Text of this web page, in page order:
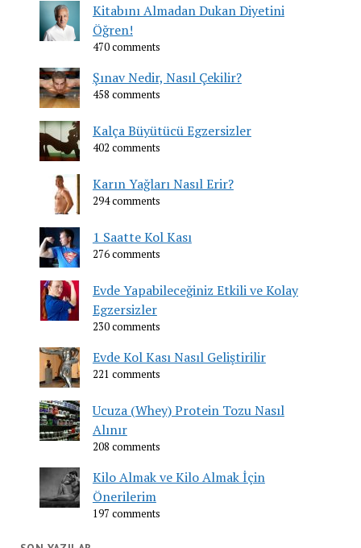
Kitabını Almadan Dukan Diyetini
Öğren!
470 comments
Şınav Nedir, Nasıl Çekilir?
458 comments
Kalça Büyütücü Egzersizler
402 comments
Karın Yağları Nasıl Erir?
294 comments
1 Saatte Kol Kası
276 comments
Evde Yapabileceğiniz Etkili ve Kolay
Egzersizler
230 comments
Evde Kol Kası Nasıl Geliştirilir
221 comments
Ucuza (Whey) Protein Tozu Nasıl
Alınır
208 comments
Kilo Almak ve Kilo Almak İçin
Önerilerim
197 comments